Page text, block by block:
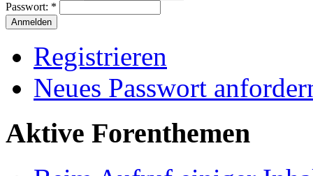
Passwort: *
Registrieren
Neues Passwort
Aktive Forenthemen